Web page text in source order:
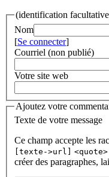
(identification
Nom
[Se connecter]
Courriel (non publié)
Votre site web
Ajoutez votre
Texte de votre message
Ce champ accepte les
[texte->url]
<quote>
créer des paragraphes,